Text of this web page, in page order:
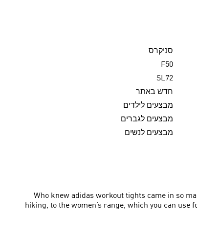
סניקרס
F50
SL72
חדש באתר
מבצעים לילדים
מבצעים לגברים
מבצעים לנשים
Who knew adidas workout tights came in so
hiking, to the women’s range, which you can